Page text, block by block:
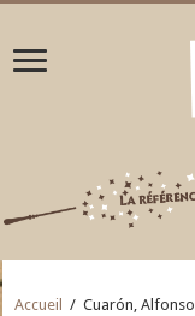
Accueil / Cuarón, Alfonso